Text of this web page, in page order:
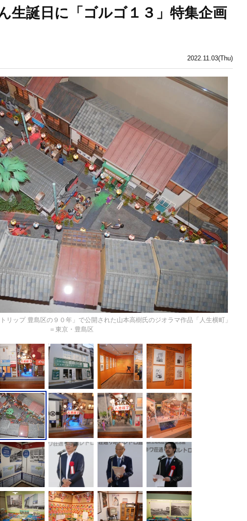
2022.11.03(Thu)
生誕日に「ゴルゴ１３」特集企画
リップ 豊島区の９０年」で公開された山本高樹氏のジオラマ作品「人生横町」
＝東京・豊島区